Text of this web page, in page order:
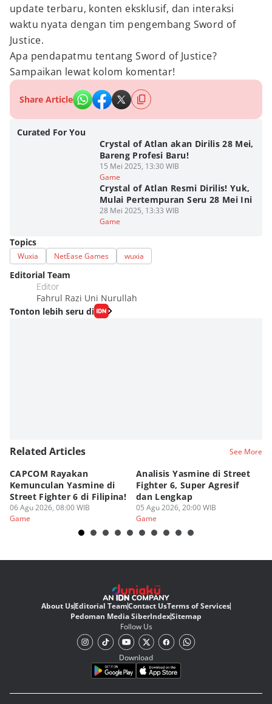
update terbaru, konten eksklusif, dan interaksi
waktu nyata dengan tim pengembang Sword of
Justice.
Apa pendapatmu tentang Sword of Justice?
Sampaikan lewat kolom komentar!
Share Article
Curated For You
Crystal of Atlan akan Dirilis 28 Mei,
Bareng Profesi Baru!
15 Mei 2025, 13:30 WIB
Game
Crystal of Atlan Resmi Dirilis! Yuk,
Mulai Pertempuran Seru 28 Mei Ini
28 Mei 2025, 13:33 WIB
Game
Topics
Wuxia NetEase Games wuxia
Editorial Team
Editor
Fahrul Razi Uni Nurullah
Tonton lebih seru di
Related Articles See More
CAPCOM Rayakan
Kemunculan Yasmine di
Street Fighter 6 di Filipina!
06 Agu 2026, 08:00 WIB
Game
Analisis Yasmine di Street
Fighter 6, Super Agresif
dan Lengkap
05 Agu 2026, 20:00 WIB
Game
About UsEditorial TeamContact UsTerms of Services
Pedoman Media SiberIndexSitemap
Follow Us
Download